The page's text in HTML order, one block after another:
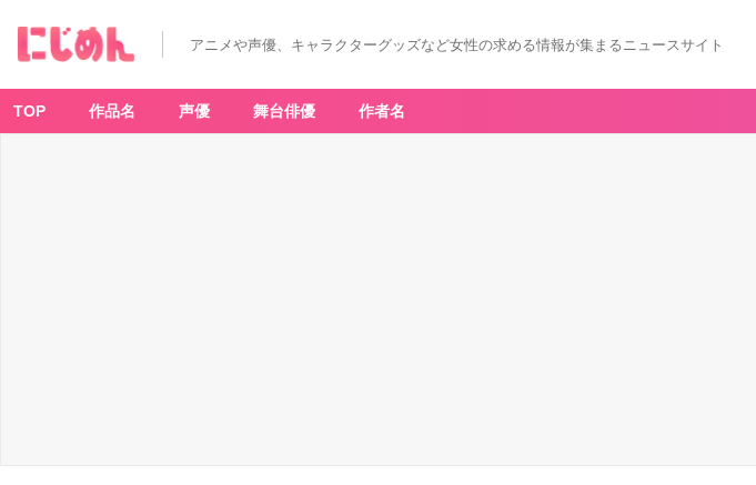
アニメや声優、キャラクターグッズなど女性の求める情報が集まるニュースサイト
TOP 作品名 声優 舞台俳優 作者名